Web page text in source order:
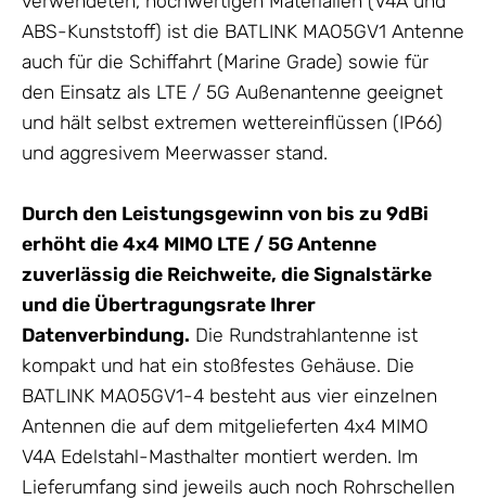
ABS-Kunststoff) ist die BATLINK MAO5GV1 Antenne
auch für die Schiffahrt (Marine Grade) sowie für
den Einsatz als LTE / 5G Außenantenne geeignet
und hält selbst extremen wettereinflüssen (IP66)
und aggresivem Meerwasser stand.
Durch den Leistungsgewinn von bis zu 9dBi
erhöht die 4x4 MIMO LTE / 5G Antenne
zuverlässig die Reichweite, die Signalstärke
und die Übertragungsrate Ihrer
Datenverbindung. Die Rundstrahlantenne ist
kompakt und hat ein stoßfestes Gehäuse. Die
BATLINK MAO5GV1-4 besteht aus vier einzelnen
Antennen die auf dem mitgelieferten 4x4 MIMO
V4A Edelstahl-Masthalter montiert werden. Im
Lieferumfang sind jeweils auch noch Rohrschellen